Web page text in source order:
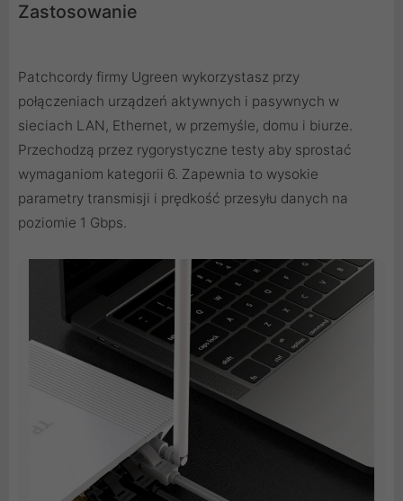
Zastosowanie
Patchcordy firmy Ugreen wykorzystasz przy
połączeniach urządzeń aktywnych i pasywnych w
sieciach LAN, Ethernet, w przemyśle, domu i biurze.
Przechodzą przez rygorystyczne testy aby sprostać
wymaganiom kategorii 6. Zapewnia to wysokie
parametry transmisji i prędkość przesyłu danych na
poziomie 1 Gbps.